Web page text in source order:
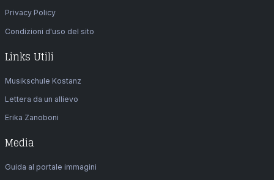
Privacy Policy
Condizioni d'uso del sito
Links Utili
Musikschule Kostanz
Lettera da un allievo
Erika Zanoboni
Media
Guida al portale immagini